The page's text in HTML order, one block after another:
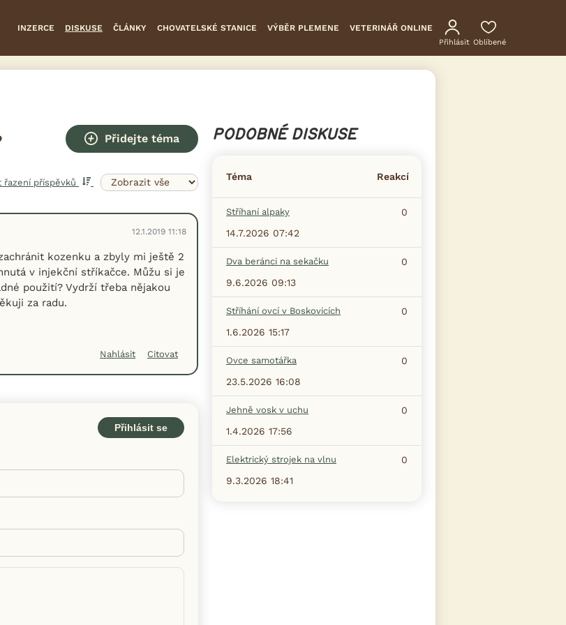
INZERCE DISKUSE ČLÁNKY CHOVATELSKÉ STANICE VÝBĚR PLEMENE VETERINÁŘ ONLINE
Přihlásit Oblíbené
Přidejte téma
řazení příspěvků
12.1.2019 11:18
kozenku a zbyly mi ještě 2
v injekční stříkačce. Můžu si je
použití? Vydrží třeba nějakou
za radu.
Nahlásit Citovat
Přihlásit se
PODOBNÉ DISKUSE
Téma Reakcí
Stříhaní alpaky
0
14.7.2026 07:42
Dva beránci na sekačku
0
9.6.2026 09:13
Stříhání ovcí v Boskovicích
0
1.6.2026 15:17
Ovce samotářka
0
23.5.2026 16:08
Jehně vosk v uchu
0
1.4.2026 17:56
Elektrický strojek na vlnu
0
9.3.2026 18:41